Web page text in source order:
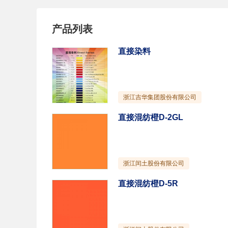
产品列表
直接染料
浙江吉华集团股份有限公司
直接混纺橙D-2GL
浙江闰土股份有限公司
直接混纺橙D-5R